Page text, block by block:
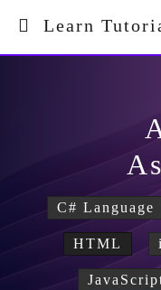
Learn
C# Language
HTML